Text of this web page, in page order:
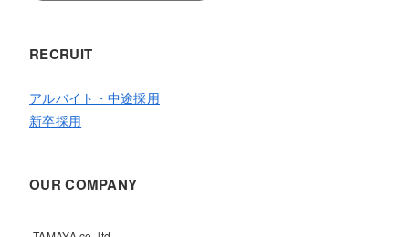
RECRUIT
アルバイト・中途採用
新卒採用
OUR COMPANY